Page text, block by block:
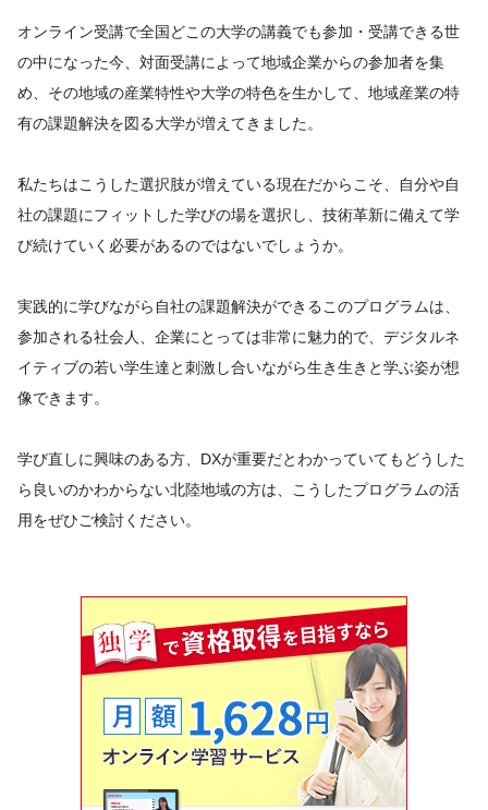
オンライン受講で全国どこの大学の講義でも参加・受講できる世
の中になった今、対面受講によって地域企業からの参加者を集
め、その地域の産業特性や大学の特色を生かして、地域産業の特
有の課題解決を図る大学が増えてきました。
私たちはこうした選択肢が増えている現在だからこそ、自分や自
社の課題にフィットした学びの場を選択し、技術革新に備えて学
び続けていく必要があるのではないでしょうか。
実践的に学びながら自社の課題解決ができるこのプログラムは、
参加される社会人、企業にとっては非常に魅力的で、デジタルネ
イティブの若い学生達と刺激し合いながら生き生きと学ぶ姿が想
像できます。
学び直しに興味のある方、DXが重要だとわかっていてもどうした
ら良いのかわからない北陸地域の方は、こうしたプログラムの活
用をぜひご検討ください。